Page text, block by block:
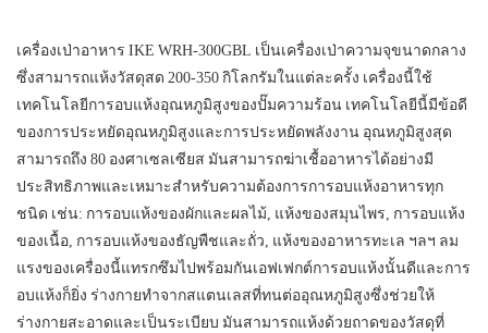
เครื่องเป่าอาหาร IKE WRH-300GBL เป็นเครื่องเป่าความจุขนาดกลาง
ซึ่งสามารถแห้งวัสดุสด 200-350 กิโลกรัมในแต่ละครั้ง เครื่องนี้ใช้
เทคโนโลยีการอบแห้งอุณหภูมิสูงของปั๊มความร้อน เทคโนโลยีนี้มีข้อดี
ของการประหยัดอุณหภูมิสูงและการประหยัดพลังงาน อุณหภูมิสูงสุด
สามารถถึง 80 องศาเซลเซียส มันสามารถฆ่าเชื้ออาหารได้อย่างมี
ประสิทธิภาพและเหมาะสำหรับความต้องการการอบแห้งอาหารทุก
ชนิด เช่น: การอบแห้งของผักและผลไม้, แห้งของสมุนไพร, การอบแห้ง
ของเนื้อ, การอบแห้งของธัญพืชและถั่ว, แห้งของอาหารทะเล ฯลฯ ลม
แรงของเครื่องนี้แทรกซึมไปพร้อมกันเอฟเฟกต์การอบแห้งนั้นดีและการ
อบแห้งก็ยิ่ง ร่างกายทำจากสแตนเลสที่ทนต่ออุณหภูมิสูงซึ่งช่วยให้
ร่างกายสะอาดและเป็นระเบียบ มันสามารถแห้งด้วยถาดของวัสดุที่